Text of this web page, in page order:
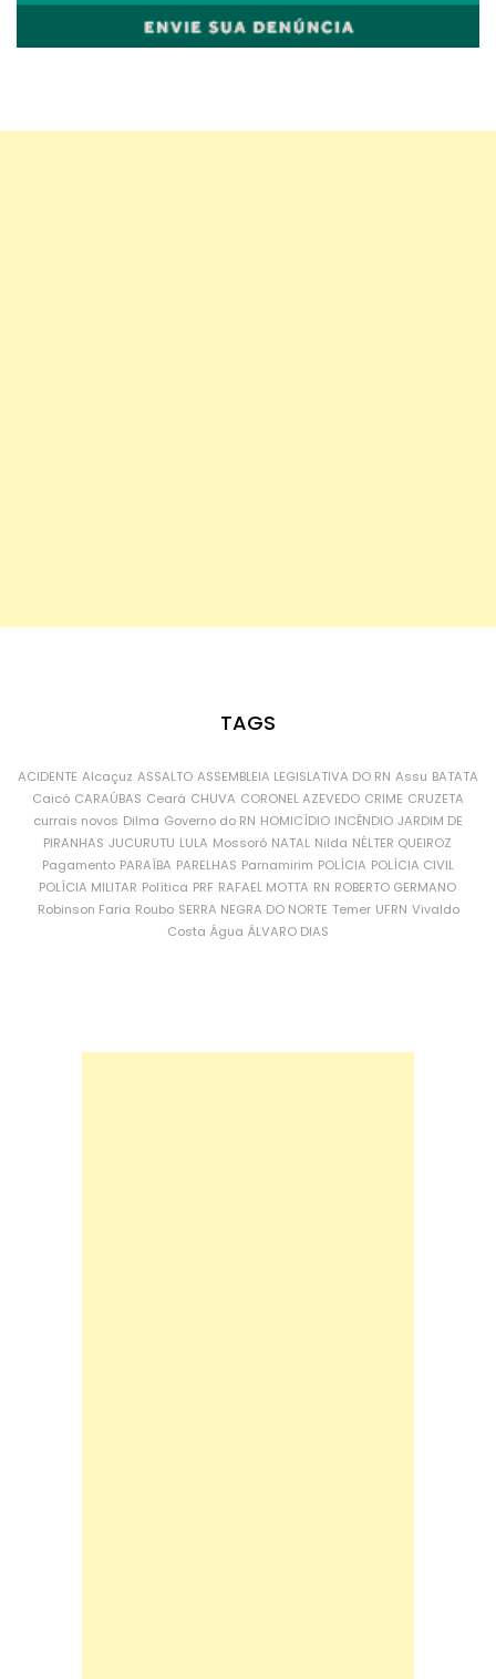
TAGS
ACIDENTE Alcaçuz ASSALTO ASSEMBLEIA LEGISLATIVA DO RN Assu BATATA
Caicó CARAÚBAS Ceará CHUVA CORONEL AZEVEDO CRIME CRUZETA
currais novos Dilma Governo do RN HOMICÍDIO INCÊNDIO JARDIM DE
PIRANHAS JUCURUTU LULA Mossoró NATAL Nilda NÉLTER QUEIROZ
Pagamento PARAÍBA PARELHAS Parnamirim POLÍCIA POLÍCIA CIVIL
POLÍCIA MILITAR Política PRF RAFAEL MOTTA RN ROBERTO GERMANO
Robinson Faria Roubo SERRA NEGRA DO NORTE Temer UFRN Vivaldo
Costa Água ÁLVARO DIAS